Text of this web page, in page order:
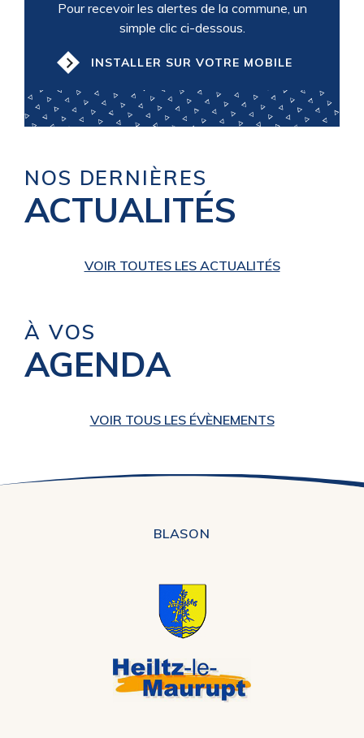
Pour recevoir les alertes de la commune, un
simple clic ci-dessous.
INSTALLER SUR VOTRE MOBILE
NOS DERNIÈRES
ACTUALITÉS
VOIR TOUTES LES ACTUALITÉS
À VOS
AGENDA
VOIR TOUS LES ÉVÈNEMENTS
BLASON